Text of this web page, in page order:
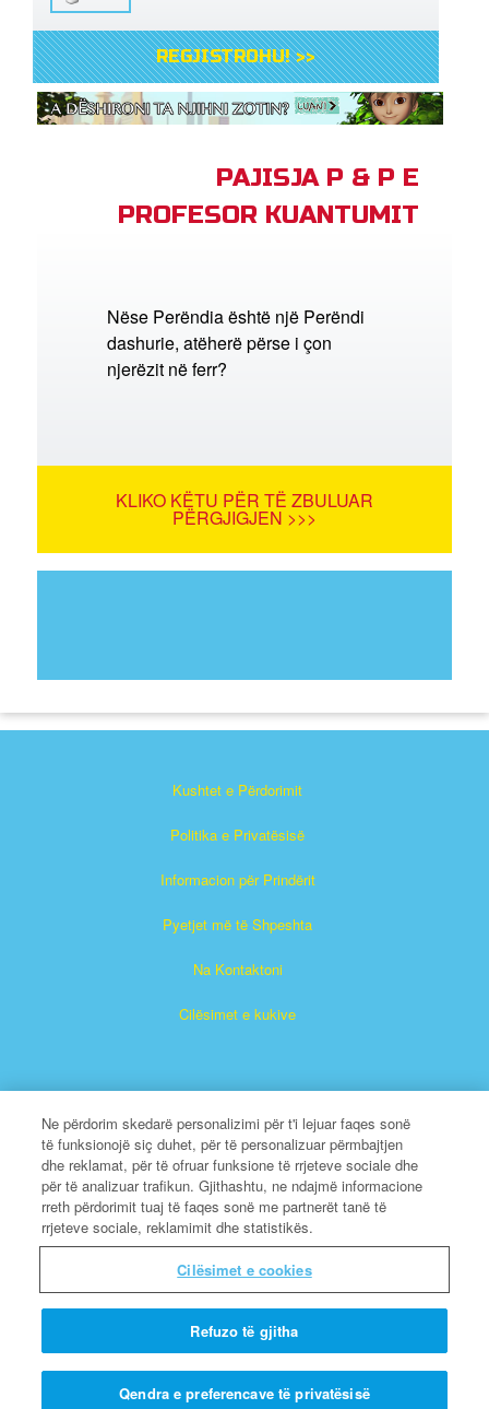
REGJISTROHU! >>
PAJISJA P & P E
PROFESOR KUANTUMIT
Nëse Perëndia është një Perëndi
dashurie, atëherë përse i çon
njerëzit në ferr?
KLIKO KËTU PËR TË ZBULUAR
PËRGJIGJEN >>>
Kushtet e Përdorimit
Politika e Privatësisë
Informacion për Prindërit
Pyetjet më të Shpeshta
Na Kontaktoni
Cilësimet e kukive
Superlibri është një markë e regjistruar e The Christian
Broadcasting Network, Inc. Një organizatë jofitimprurëse 501
(c) (3) Bamirëse
Rreth CBN
© Të Drejtat e Autorit 2026 The Christian Broadcasting
Ne përdorim skedarë personalizimi për t'i lejuar faqes sonë
të funksionojë siç duhet, për të personalizuar përmbajtjen
dhe reklamat, për të ofruar funksione të rrjeteve sociale dhe
për të analizuar trafikun. Gjithashtu, ne ndajmë informacione
rreth përdorimit tuaj të faqes sonë me partnerët tanë të
rrjeteve sociale, reklamimit dhe statistikës.
Cilësimet e cookies
Refuzo të gjitha
Qendra e preferencave të privatësisë